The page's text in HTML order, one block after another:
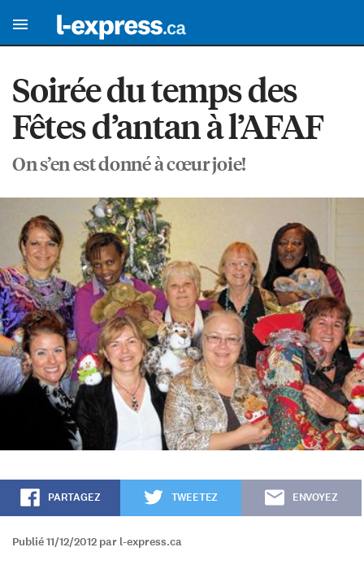
Soirée du temps des
Fêtes d’antan à l’AFAF
On s’en est donné à cœur joie!
PARTAGEZ TWEETEZ ENVOYEZ
Publié 11/12/2012 par l-express.ca